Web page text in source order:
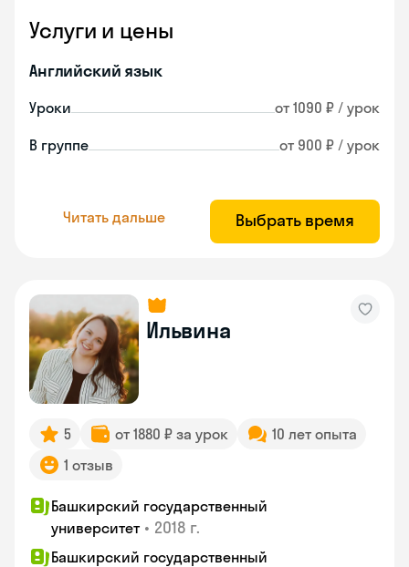
Услуги и цены
Английский язык
Уроки от 1090 ₽ / урок
В группе от 900 ₽ / урок
Читать дальше Выбрать время
Ильвина
5 от 1880 ₽ за урок
10 лет опыта
1 отзыв
Башкирский государственный
университет • 2018 г.
Башкирский государственный